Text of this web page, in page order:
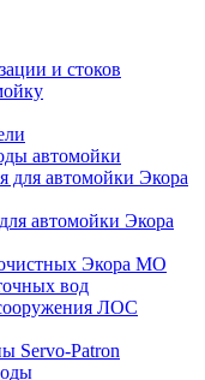
и стоков
автомойки
для автомойки Экора
автомойки Экора
Экора МО
вод
ЛОС
Servo-Patron